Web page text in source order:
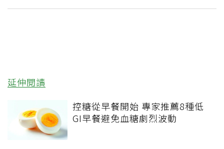
延伸閱讀
控糖從早餐開始 專家推薦8種低
GI早餐避免血糖劇烈波動